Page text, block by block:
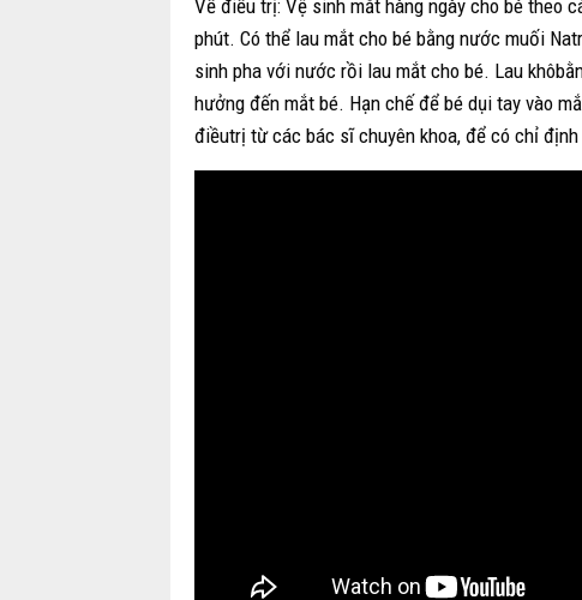
Về điều trị: Vệ sinh mắt hàng ngày cho bé theo
phút. Có thể lau mắt cho bé bằng nước muối
sinh pha với nước rồi lau mắt cho bé. Lau
hưởng đến mắt bé. Hạn chế để bé dụi tay vào
điềutrị từ các bác sĩ chuyên khoa, để có chỉ định